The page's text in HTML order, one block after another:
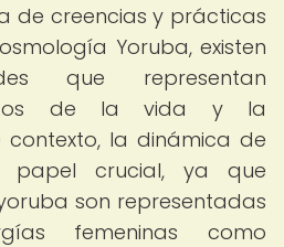
de creencias y prácticas
Yoruba, existen
que representan
de la vida y la
contexto, la dinámica de
papel crucial, ya que
son representadas
femeninas como